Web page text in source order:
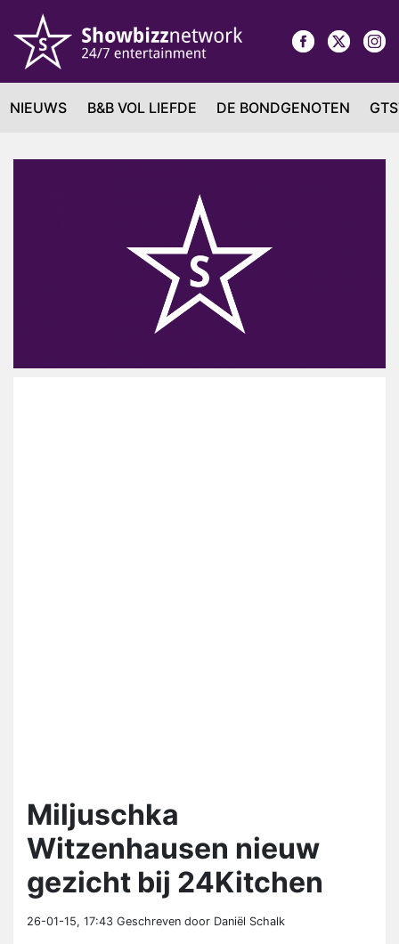
NIEUWS B&B VOL LIEFDE DE BONDGENOTEN
Miljuschka
Witzenhausen nieuw
gezicht bij 24Kitchen
26-01-15, 17:43 Geschreven door Daniël Schalk